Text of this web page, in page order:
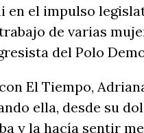
en el impulso
de varias
del Polo
El Tiempo,
ella, desde su
y la hacía sentir